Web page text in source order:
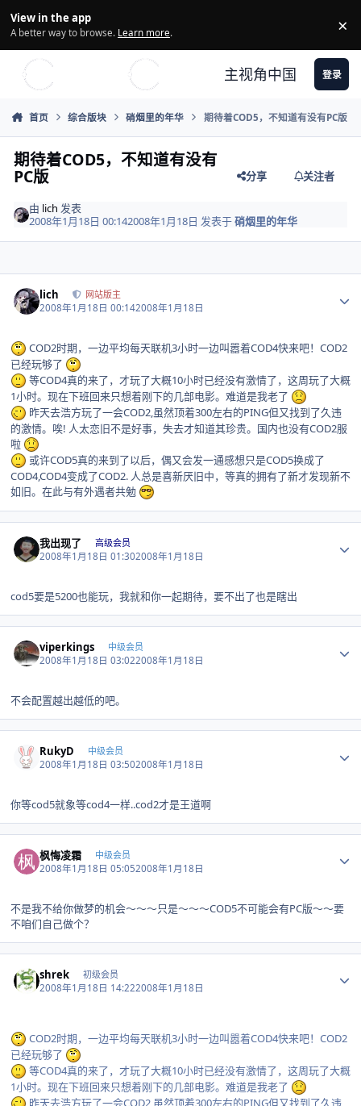
View in the app
A better way to browse. Learn more. ×
主视角中国 登录
首页 综合版块 硝烟里的年华 期待着COD5，不知道有没有PC版
期待着COD5，不知道有没有
PC版 分享 关注者
由 lich 发表
2008年1月18日 00:142008年1月18日 发表于硝烟里的年华
lich 网站版主
2008年1月18日 00:142008年1月18日
COD2时期，一边平均每天联机3小时一边叫嚣着COD4快来吧！COD2
已经玩够了
等COD4真的来了，才玩了大概10小时已经没有激情了，这周玩了大概
1小时。现在下班回来只想着刚下的几部电影。难道是我老了
昨天去浩方玩了一会COD2,虽然顶着300左右的PING但又找到了久违
的激情。唉! 人太恋旧不是好事，失去才知道其珍贵。国内也没有COD2服
啦
或许COD5真的来到了以后，偶又会发一通感想只是COD5换成了
COD4,COD4变成了COD2. 人总是喜新厌旧中，等真的拥有了新才发现新不
如旧。在此与有外遇者共勉
我出现了 高级会员
2008年1月18日 01:302008年1月18日
cod5要是5200也能玩，我就和你一起期待，要不出了也是瞎出
viperkings 中级会员
2008年1月18日 03:022008年1月18日
不会配置越出越低的吧。
RukyD 中级会员
2008年1月18日 03:502008年1月18日
你等cod5就象等cod4一样..cod2才是王道啊
枫悔凌霜 中级会员
2008年1月18日 05:052008年1月18日
不是我不给你做梦的机会～～～只是～～～COD5不可能会有PC版～～要
不咱们自己做个？
shrek 初级会员
2008年1月18日 14:222008年1月18日
COD2时期，一边平均每天联机3小时一边叫嚣着COD4快来吧！COD2
已经玩够了
等COD4真的来了，才玩了大概10小时已经没有激情了，这周玩了大概
1小时。现在下班回来只想着刚下的几部电影。难道是我老了
昨天去浩方玩了一会COD2,虽然顶着300左右的PING但又找到了久违